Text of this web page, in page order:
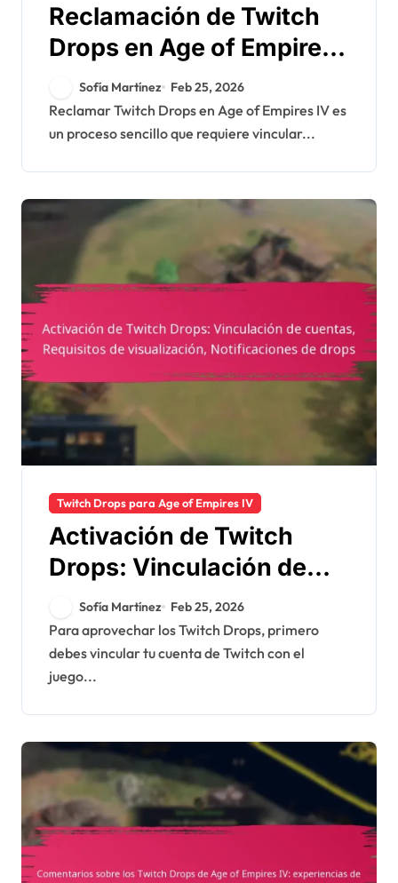
Reclamación de Twitch
Drops en Age of Empires
IV: Resumen del proceso,
Verificación de
inventario, Solución de
problemas
Sofía Martínez Feb 25, 2026
Reclamar Twitch Drops en Age of Empires IV es
un proceso sencillo que requiere vincular...
Twitch Drops para Age of Empires IV
Activación de Twitch
Drops: Vinculación de
cuentas, Requisitos de
visualización,
Notificaciones de drops
Sofía Martínez Feb 25, 2026
Para aprovechar los Twitch Drops, primero
debes vincular tu cuenta de Twitch con el
juego...